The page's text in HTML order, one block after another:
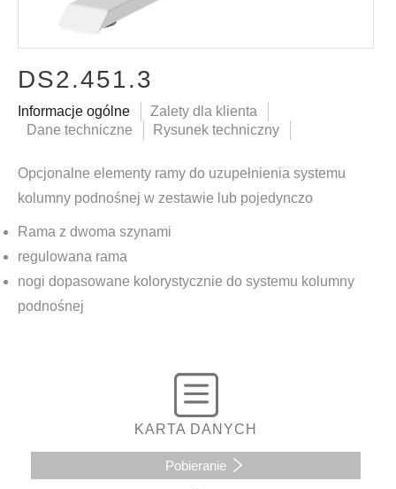
DS2.451.3
Informacje ogólne
Zalety dla klienta
Dane techniczne
Rysunek techniczny
Opcjonalne elementy ramy do uzupełnienia systemu
kolumny podnośnej w zestawie lub pojedynczo
Rama z dwoma szynami
regulowana rama
nogi dopasowane kolorystycznie do systemu kolumny
podnośnej
KARTA DANYCH
Pobieranie